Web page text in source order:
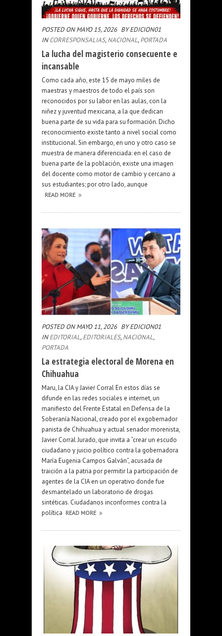
POSTED ON MAYO 15, 2026 BY EDICION01
INCORRESPONSALIAS,NACIONAL,PORTADA
La lucha del magisterio consecuente e
incansable
Como cada año, este 15 de mayo miles de
maestras y maestros de todo el país son
reconocidos por su labor en las aulas, con la
niñez y juventud mexicana, a la que dedican
buena parte de su vida para su formación. Dicho
reconocimiento existe tanto a nivel social como
institucional. Sin embargo, en uno y otro caso se
muestra de manera diferenciada: en el caso de
buena parte de la población, existe una imagen
del docente como motor de cambio y cercano a
sus estudiantes; por otro lado, aunque
READ MORE
POSTED ON MAYO 11, 2026 BY EDICION01
INEDITORIAL,EDITORIALES,NACIONAL,
PORTADA
La estrategia electoral de Morena en
Chihuahua
Maru, la CIA y Javier Corral En estos días se
difunde en las redes sociales e internet, un
manifiesto del Frente Estatal en Defensa de la
Soberanía Nacional, creado por el exgobernador
panista de Chihuahua y actual senador morenista,
Javier Corral Jurado, que invita a “crear un escudo
ciudadano y juicio político contra la gobernadora
María Eugenia Campos Galván”, acusada de
traición a la patria por permitir la participación de
agentes de la CIA en un operativo donde fue
desmantelado un laboratorio de drogas
sintéticas. Ciudadanos inconformes contra la
política READ MORE